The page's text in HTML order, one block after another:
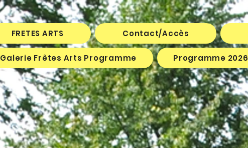
FRETES ARTS Contact/Accès
Galerie Frêtes Arts Programme Programme 2026